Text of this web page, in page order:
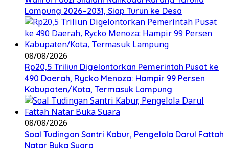
Lampung 2026–2031, Siap Turun ke Desa
08/08/2026
Rp20,5 Triliun Digelontorkan Pemerintah Pusat ke
490 Daerah, Rycko Menoza: Hampir 99 Persen
Kabupaten/Kota, Termasuk Lampung
08/08/2026
Soal Tudingan Santri Kabur, Pengelola Darul Fattah
Natar Buka Suara